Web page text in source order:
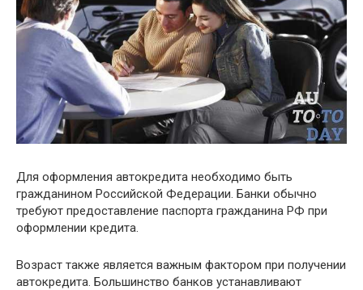
Для оформления автокредита необходимо быть
гражданином Российской Федерации. Банки обычно
требуют предоставление паспорта гражданина РФ при
оформлении кредита.
Возраст также является важным фактором при получении
автокредита. Большинство банков устанавливают